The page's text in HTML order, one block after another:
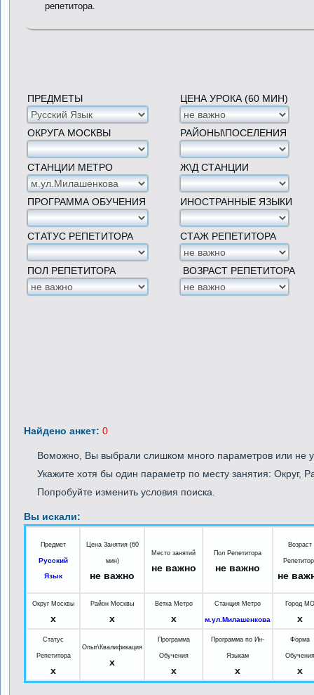
репетитора.
ПРЕДМЕТЫ ЦЕНА УРОКА (60 МИН)
ОКРУГА МОСКВЫ РАЙОНЫ\ПОСЕЛЕНИЯ
СТАНЦИИ МЕТРО Ж\Д СТАНЦИИ
ПРОГРАММА ОБУЧЕНИЯ ИНОСТРАННЫЕ ЯЗЫКИ
СТАТУС РЕПЕТИТОРА СТАЖ РЕПЕТИТОРА
ПОЛ РЕПЕТИТОРА ВОЗРАСТ РЕПЕТИТОРА
Найдено анкет: 0
Воможно, Вы выбрали слишком много параметров или не
Укажите хотя бы один параметр по месту занятия: Округ,
Попробуйте изменить условия поиска.
Вы искали:
Предмет
Русский
Язык
Цена Занятия (60
мин)
не важно
Место занятий
не важно
Пол Репетитора
не важно
Возраст
не
Округ Москвы
x
Район Москвы
x
Ветка Метро
x
Станция Метро
м.ул.Милашенкова
Город
x
Статус
Репетитора
x
Опыт\Квалификация
x
Программа
Обучения
x
Программа по Ин-
Языкам
x
Форма
x